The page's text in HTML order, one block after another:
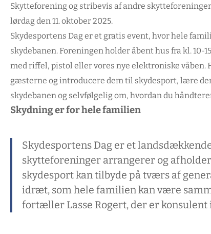
Skytteforening og stribevis af andre
lørdag den 11. oktober 2025.
Skydesportens Dag er et gratis event, hvor hele
skydebanen. Foreningen holder åbent hus fra kl. 10-
med riffel, pistol eller vores nye elektroniske
gæsterne og introducere dem til skydesport, lære
skydebanen og selvfølgelig om, hvordan du
Skydning er for hele familien
Skydesportens Dag er et
skytteforeninger arrangerer og
skydesport kan tilbyde på tværs af
idræt, som hele familien kan være
fortæller Lasse Rogert, der er konsulent